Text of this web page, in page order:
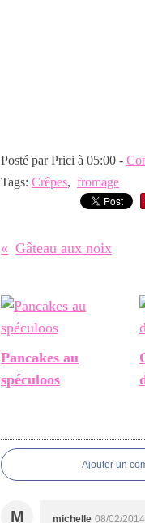
Posté par Prici à 05:00 -
Tags: Crêpes, fromage
Gâteau aux noix
Pancakes au
spéculoos
Ajouter un
M michelle 08/02/